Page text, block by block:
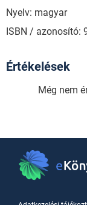
Nyelv: magyar
ISBN / azonosító:
Értékelések
Még nem